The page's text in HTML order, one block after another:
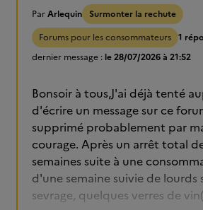
ParArlequin Surmonter la rechute
Forums pour les consommateurs 1
dernier message : le 28/07/2026 à 21:52
Bonsoir à tous,J'ai déjà tenté
d'écrire un message sur ce
supprimé probablement par
courage. Après un arrêt total
semaines suite à une
d'une semaine suivie de
sevrage, quelques verres de